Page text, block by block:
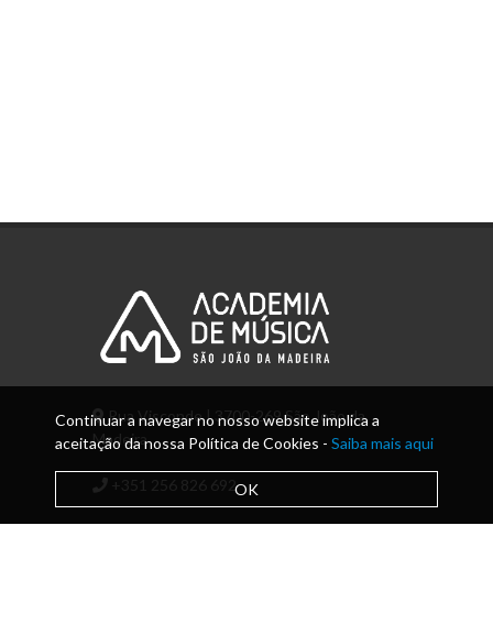
Rua Visconde | 3700-269 São João da
Madeira
+351 256 826 692
Continuar a navegar no nosso website implica a
aceitação da nossa Política de Cookies - Saiba mais aqui
OK